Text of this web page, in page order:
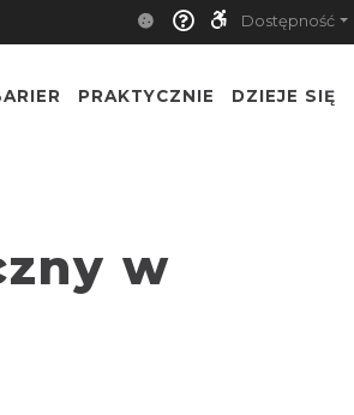
Dostępność
PRAKTYCZNIE DZIEJE SIĘ
w